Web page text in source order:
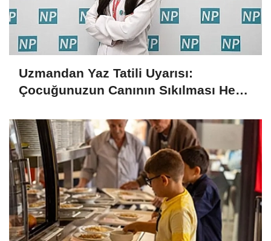
Uzmandan Yaz Tatili Uyarısı:
Çocuğunuzun Canının Sıkılması Her